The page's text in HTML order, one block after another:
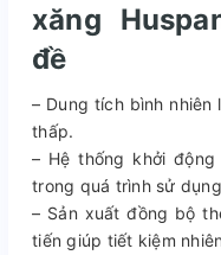
xăng
đề
– Dung tích bình nhiên
thấp.
– Hệ thống khởi
trong quá trình sử
– Sản xuất đồng bộ
tiến giúp tiết kiệm